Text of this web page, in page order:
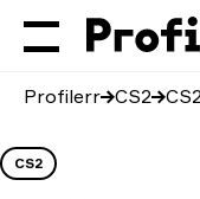
Profilerr CS2
CS2